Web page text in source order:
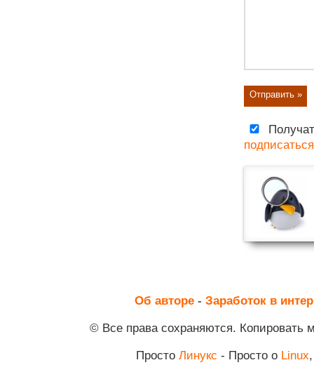
подписаться
Об авторе- Заработок в
© Все права сохраняются. Копировать
Просто Линукс - Просто о Linux